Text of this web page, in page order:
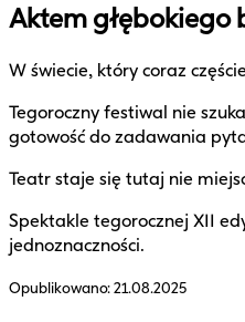
Aktem głębokiego
W świecie, który coraz
Tegoroczny festiwal nie
gotowość do zadawania
Teatr staje się tutaj nie
Spektakle tegorocznej XII
jednoznaczności.
Opublikowano:21.08.2025